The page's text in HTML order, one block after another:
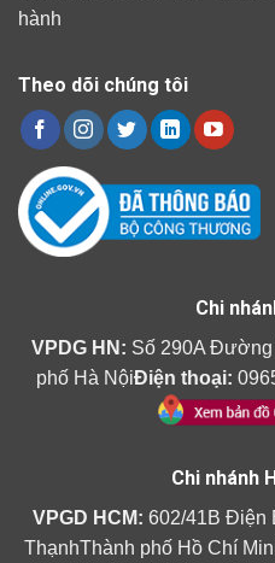
hành
Theo dõi chúng tôi
Chi
VPDG HN: Số 290A
phố Hà NộiĐiện thoại:
Chi nhánh
VPGD HCM: 602/41B Điện
ThạnhThành phố Hồ Chí